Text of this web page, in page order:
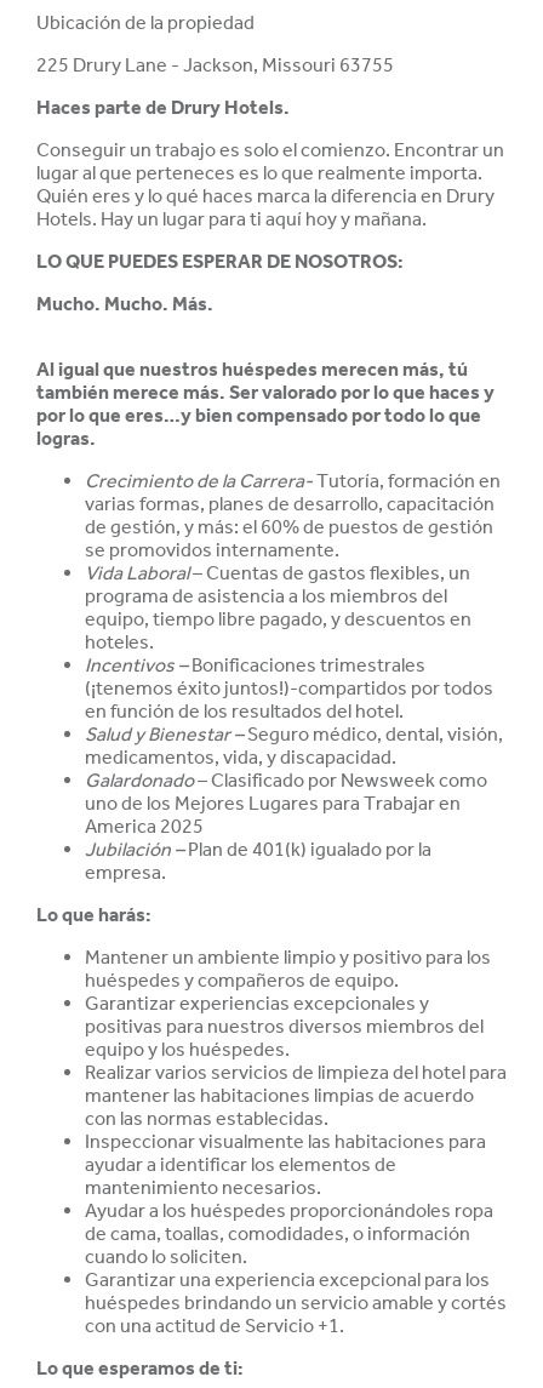
Ubicación de la propiedad
225 Drury Lane - Jackson, Missouri 63755
Haces parte de Drury Hotels.
Conseguir un trabajo es solo el comienzo. Encontrar un
lugar al que perteneces es lo que realmente importa.
Quién eres y lo qué haces marca la diferencia en Drury
Hotels. Hay un lugar para ti aquí hoy y mañana.
LO QUE PUEDES ESPERAR DE NOSOTROS:
Mucho. Mucho. Más.
Al igual que nuestros huéspedes merecen más, tú
también merece más. Ser valorado por lo que haces y
por lo que eres…y bien compensado por todo lo que
logras.
Crecimiento de la Carrera-Tutoría, formación en
varias formas, planes de desarrollo, capacitación
de gestión, y más: el 60% de puestos de gestión
se promovidos internamente.
Vida Laboral– Cuentas de gastos flexibles, un
programa de asistencia a los miembros del
equipo, tiempo libre pagado, y descuentos en
hoteles.
Incentivos –Bonificaciones trimestrales
(¡tenemos éxito juntos!)-compartidos por todos
en función de los resultados del hotel.
Salud yBienestar –Seguro médico, dental, visión,
medicamentos, vida, y discapacidad.
Galardonado– Clasificado por Newsweek como
uno de los Mejores Lugares para Trabajar en
America 2025
Jubilación –Plan de 401(k) igualado por la
empresa.
Lo que harás:
Mantener un ambiente limpio y positivo para los
huéspedes y compañeros de equipo.
Garantizar experiencias excepcionales y
positivas para nuestros diversos miembros del
equipo y los huéspedes.
Realizar varios servicios de limpieza del hotel para
mantener las habitaciones limpias de acuerdo
con las normas establecidas.
Inspeccionar visualmente las habitaciones para
ayudar a identificar los elementos de
mantenimiento necesarios.
Ayudar a los huéspedes proporcionándoles ropa
de cama, toallas, comodidades, o información
cuando lo soliciten.
Garantizar una experiencia excepcional para los
huéspedes brindando un servicio amable y cortés
con una actitud de Servicio +1.
Lo que esperamos de ti: